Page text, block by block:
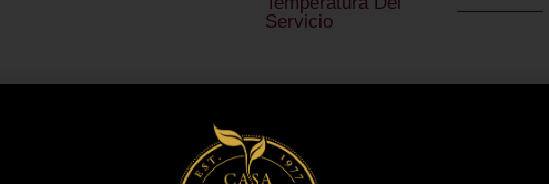
Servicio